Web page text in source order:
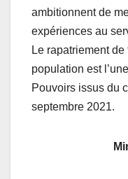
ambitionnent de
expériences au
Le rapatriement
population est
Pouvoirs issus du
septembre 2021.